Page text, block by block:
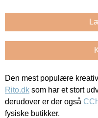
Den mest populære
Rito.dk som har et stort
derudover er der også
fysiske butikker.